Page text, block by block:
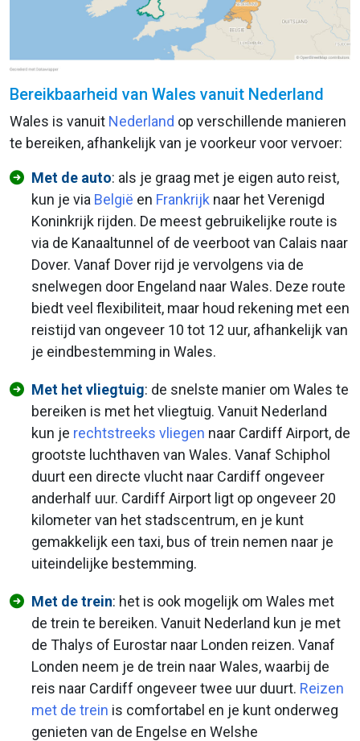
Bereikbaarheid van Wales vanuit Nederland
Wales is vanuit Nederland op verschillende manieren
te bereiken, afhankelijk van je voorkeur voor vervoer:
Met de auto: als je graag met je eigen auto reist,
kun je via België en Frankrijk naar het Verenigd
Koninkrijk rijden. De meest gebruikelijke route is
via de Kanaaltunnel of de veerboot van Calais naar
Dover. Vanaf Dover rijd je vervolgens via de
snelwegen door Engeland naar Wales. Deze route
biedt veel flexibiliteit, maar houd rekening met een
reistijd van ongeveer 10 tot 12 uur, afhankelijk van
je eindbestemming in Wales.
Met het vliegtuig: de snelste manier om Wales te
bereiken is met het vliegtuig. Vanuit Nederland
kun je rechtstreeks vliegen naar Cardiff Airport, de
grootste luchthaven van Wales. Vanaf Schiphol
duurt een directe vlucht naar Cardiff ongeveer
anderhalf uur. Cardiff Airport ligt op ongeveer 20
kilometer van het stadscentrum, en je kunt
gemakkelijk een taxi, bus of trein nemen naar je
uiteindelijke bestemming.
Met de trein: het is ook mogelijk om Wales met
de trein te bereiken. Vanuit Nederland kun je met
de Thalys of Eurostar naar Londen reizen. Vanaf
Londen neem je de trein naar Wales, waarbij de
reis naar Cardiff ongeveer twee uur duurt. Reizen
met de trein is comfortabel en je kunt onderweg
genieten van de Engelse en Welshe